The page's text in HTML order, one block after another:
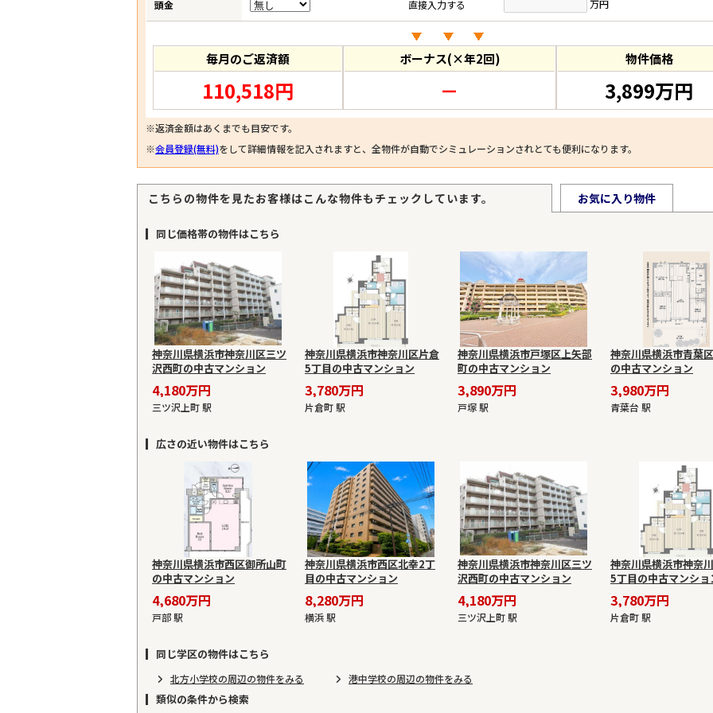
頭金 直接入力する 万円
毎月のご返済額
110,518円
ボーナス(×年2回)
－
物件価格
3,899万円
※返済金額はあくまでも目安です。
※会員登録(無料)をして詳細情報を記入されますと、全物件が自動でシミュレーションされとても便利になります。
こちらの物件を見たお客様はこんな物件もチェックしています。 お気に入り物件
同じ価格帯の物件はこちら
神奈川県横浜市神奈川区三ツ
沢西町の中古マンション
4,180万円
三ツ沢上町 駅
神奈川県横浜市神奈川区片倉
5丁目の中古マンション
3,780万円
片倉町 駅
神奈川県横浜市戸塚区上矢部
町の中古マンション
3,890万円
戸塚 駅
神奈川県横浜市青葉
の中古マンション
3,980万円
青葉台 駅
広さの近い物件はこちら
神奈川県横浜市西区御所山町
の中古マンション
4,680万円
戸部 駅
神奈川県横浜市西区北幸2丁
目の中古マンション
8,280万円
横浜 駅
神奈川県横浜市神奈川区三ツ
沢西町の中古マンション
4,180万円
三ツ沢上町 駅
神奈川県横浜市神奈
5丁目の中古マンショ
3,780万円
片倉町 駅
同じ学区の物件はこちら
北方小学校の周辺の物件をみる 港中学校の周辺の物件をみる
類似の条件から検索